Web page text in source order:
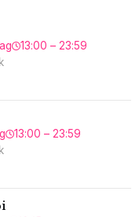
13:00 – 23:59
13:00 – 23:59